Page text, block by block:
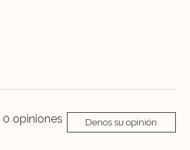
0 opiniones Denos su opinión